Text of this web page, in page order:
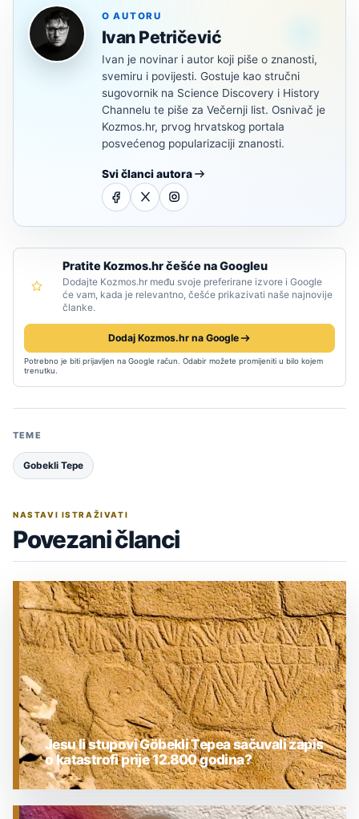
O AUTORU
Ivan Petričević
Ivan je novinar i autor koji piše o znanosti,
svemiru i povijesti. Gostuje kao stručni
sugovornik na Science Discovery i History
Channelu te piše za Večernji list. Osnivač je
Kozmos.hr, prvog hrvatskog portala
posvećenog popularizaciji znanosti.
Svi članci autora
Pratite Kozmos.hr češće na Googleu
Dodajte Kozmos.hr među svoje preferirane izvore i Google
će vam, kada je relevantno, češće prikazivati naše najnovije
članke.
Dodaj Kozmos.hr na Google
Potrebno je biti prijavljen na Google račun. Odabir možete promijeniti u bilo kojem
trenutku.
TEME
Gobekli Tepe
NASTAVI ISTRAŽIVATI
Povezani članci
Jesu li stupovi Göbekli Tepea sačuvali zapis
o katastrofi prije 12.800 godina?